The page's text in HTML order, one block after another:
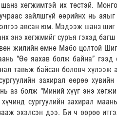
хөгжимтэй их төстэй.
зайлшгүй өөрийнх нь
авсан юм. Мэдээж шанз шиг
энэ хөгжмийг суръя гэхэд
жилийн өмнө Мабо цолтой
“Өө яахав болж байна”
тавьж байсан боловч хүлээж
захирал өөрөө
аз болж “Миний хүүг энэ
сургуулийн захирал
эхэлсэн дээ. Би ч өөрөө